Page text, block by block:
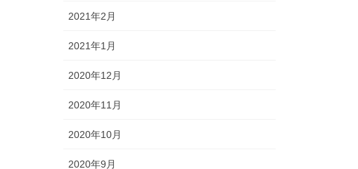
2021年2月
2021年1月
2020年12月
2020年11月
2020年10月
2020年9月